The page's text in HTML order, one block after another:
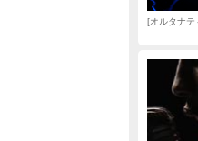
オルタナテ